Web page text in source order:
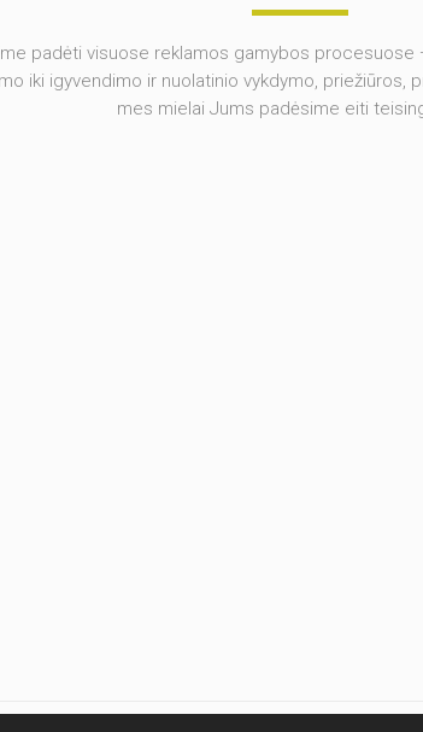
padėti visuose reklamos gamybos
iki igyvendimo ir nuolatinio vykdymo, priežiūros,
mes mielai Jums padėsime eiti